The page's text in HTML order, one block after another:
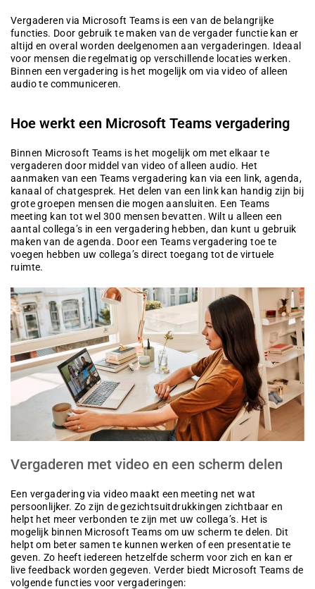
Vergaderen via Microsoft Teams is een van de belangrijke
functies. Door gebruik te maken van de vergader functie kan er
altijd en overal worden deelgenomen aan vergaderingen. Ideaal
voor mensen die regelmatig op verschillende locaties werken.
Binnen een vergadering is het mogelijk om via video of alleen
audio te communiceren.
Hoe werkt een Microsoft Teams vergadering
Binnen Microsoft Teams is het mogelijk om met elkaar te
vergaderen door middel van video of alleen audio. Het
aanmaken van een Teams vergadering kan via een link, agenda,
kanaal of chatgesprek. Het delen van een link kan handig zijn bij
grote groepen mensen die mogen aansluiten. Een Teams
meeting kan tot wel 300 mensen bevatten. Wilt u alleen een
aantal collega’s in een vergadering hebben, dan kunt u gebruik
maken van de agenda. Door een Teams vergadering toe te
voegen hebben uw collega’s direct toegang tot de virtuele
ruimte.
Vergaderen met video en een scherm delen
Een vergadering via video maakt een meeting net wat
persoonlijker. Zo zijn de gezichtsuitdrukkingen zichtbaar en
helpt het meer verbonden te zijn met uw collega’s. Het is
mogelijk binnen Microsoft Teams om uw scherm te delen. Dit
helpt om beter samen te kunnen werken of een presentatie te
geven. Zo heeft iedereen hetzelfde scherm voor zich en kan er
live feedback worden gegeven. Verder biedt Microsoft Teams de
volgende functies voor vergaderingen: